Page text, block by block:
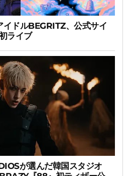
イドルBEGRITZ、公式サイ
ライブ
が選んだ韓国スタジオ